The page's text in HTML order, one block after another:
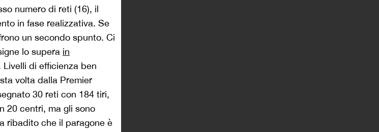
numero di reti (16), il
in fase realizzativa. Se
un secondo spunto. Ci
lo supera in
di efficienza ben
volta dalla Premier
30 reti con 184 tiri,
20 centri, ma gli sono
ribadito che il paragone è